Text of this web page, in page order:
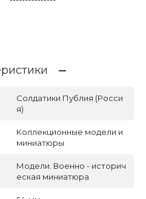
Солдатики Публия (Росси
я)
Коллекционные модели и
миниатюры
Модели. Военно - историч
еская миниатюра